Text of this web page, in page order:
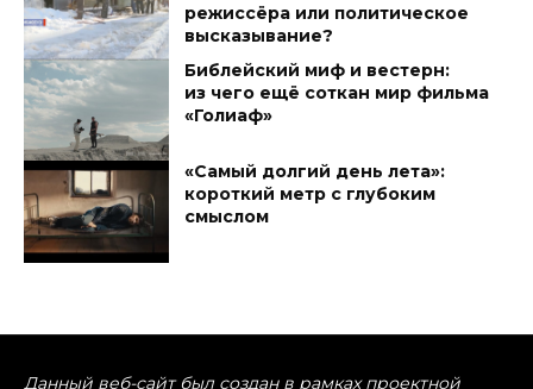
режиссёра или политическое
высказывание?
Библейский миф и вестерн:
из чего ещё соткан мир фильма
«Голиаф»
«Самый долгий день лета»:
короткий метр с глубоким
смыслом
Данный веб-сайт был создан в рамках проектной